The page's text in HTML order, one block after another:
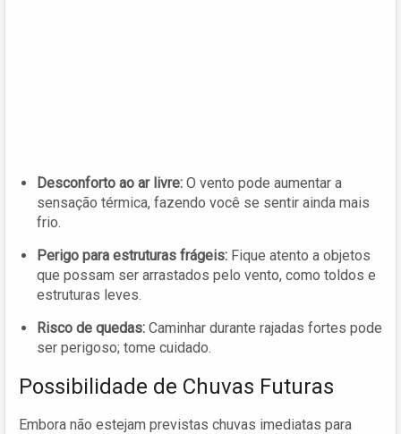
Desconforto ao ar livre: O vento pode aumentar a
sensação térmica, fazendo você se sentir ainda mais
frio.
Perigo para estruturas frágeis: Fique atento a objetos
que possam ser arrastados pelo vento, como toldos e
estruturas leves.
Risco de quedas: Caminhar durante rajadas fortes pode
ser perigoso; tome cuidado.
Possibilidade de Chuvas Futuras
Embora não estejam previstas chuvas imediatas para